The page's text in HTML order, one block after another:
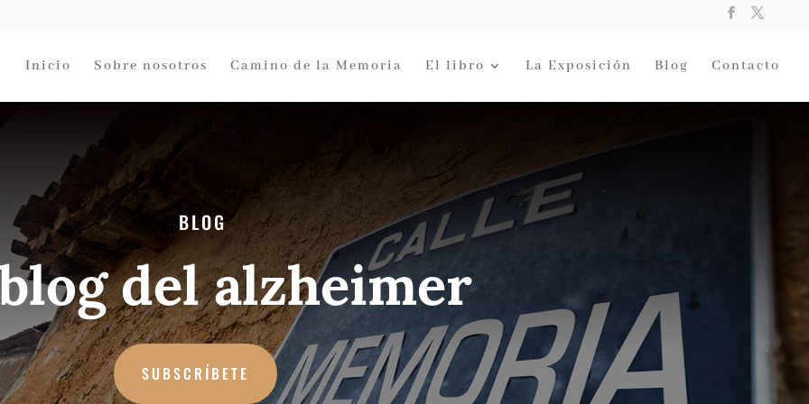
Inicio Sobre nosotros Camino de la Memoria El libro La Exposición Blog Contacto
BLOG
del alzheimer
SUBSCRÍBETE